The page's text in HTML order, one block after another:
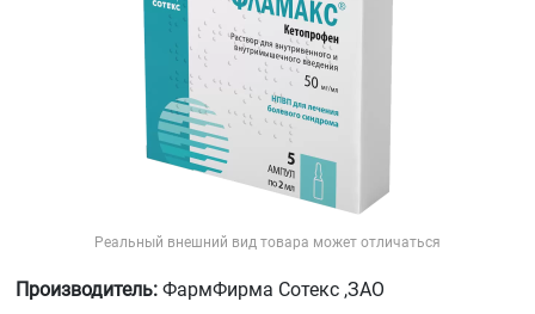
Реальный внешний вид товара может отличаться
Производитель: ФармФирма Сотекс ,ЗАО